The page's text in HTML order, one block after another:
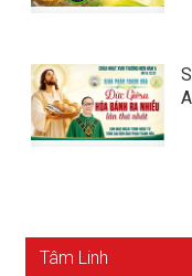
A
Tâm Linh